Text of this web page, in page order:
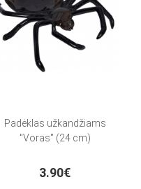
Padėklas užkandžiams
"Voras" (24 cm)
3.90€